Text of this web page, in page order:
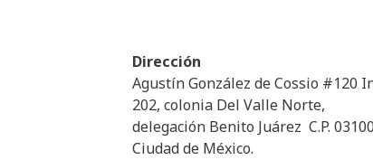
Dirección
Agustín González de Cossio #120
202, colonia Del Valle Norte,
delegación Benito Juárez C.P.
Ciudad de México.